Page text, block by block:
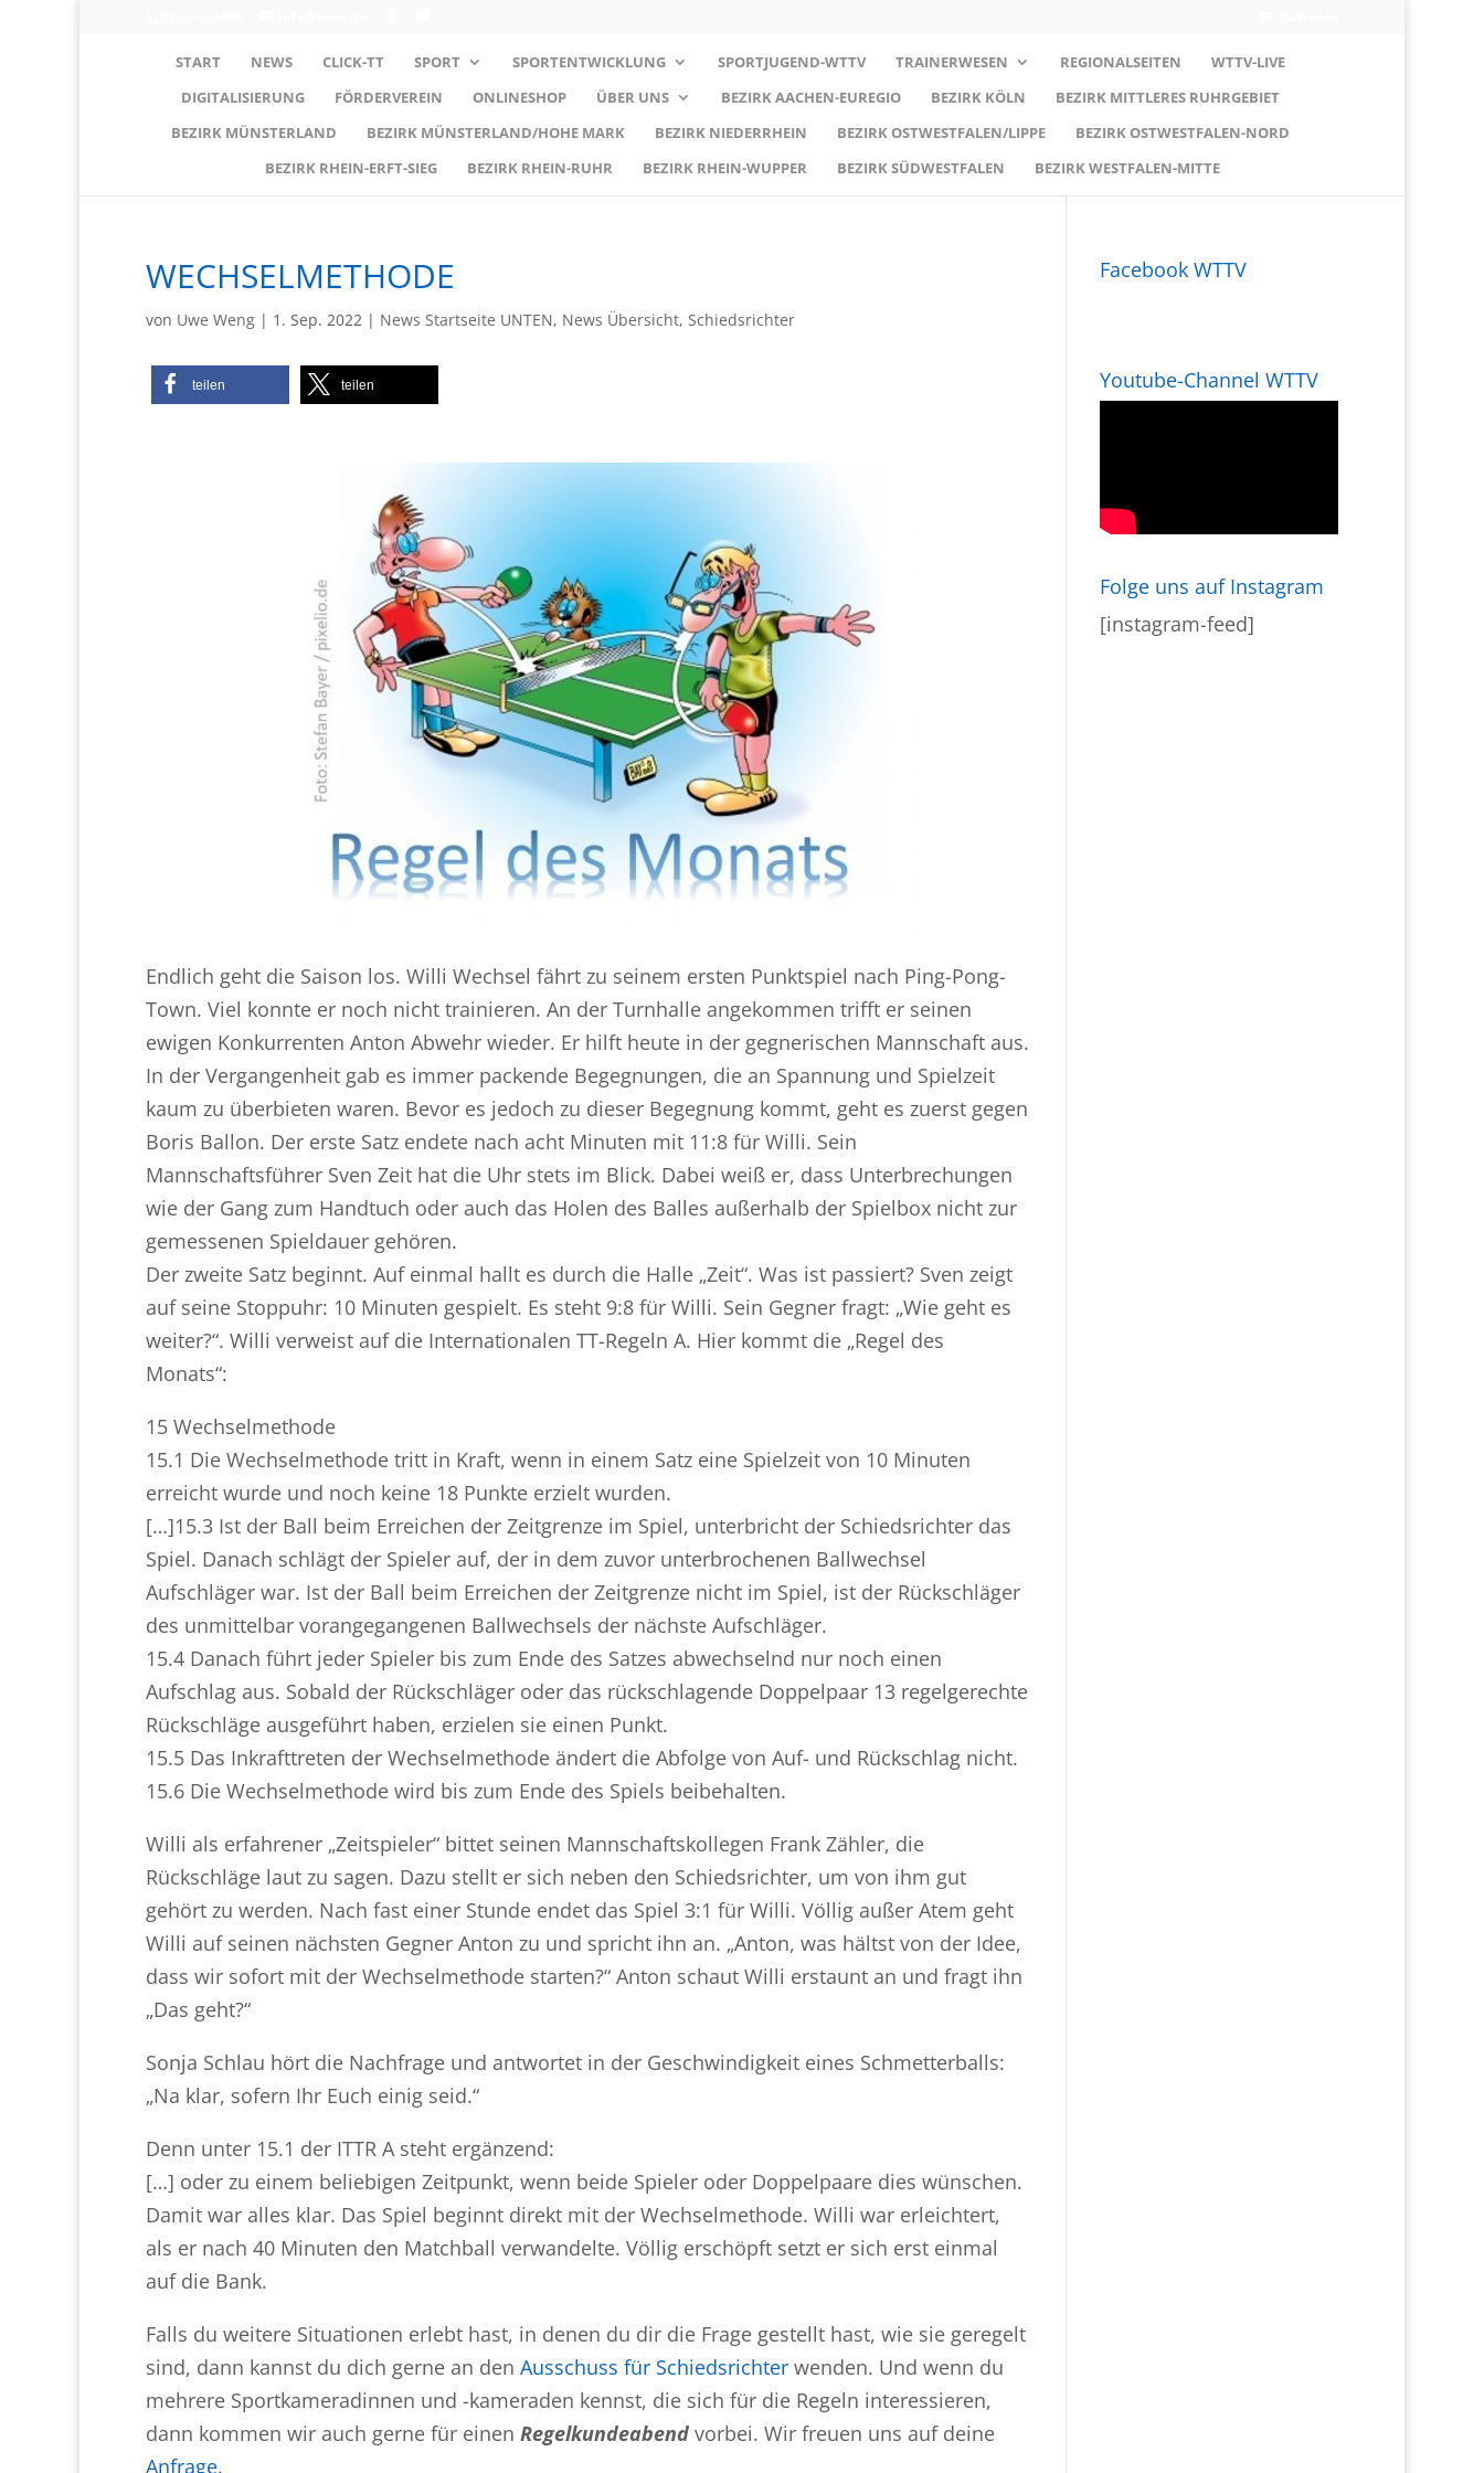
START NEWS CLICK-TT SPORT SPORTENTWICKLUNG SPORTJUGEND-WTTV TRAINERWESEN REGIONALSEITEN
WTTV-LIVE
DIGITALISIERUNG
FÖRDERVEREIN ONLINESHOP ÜBER UNS BEZIRK AACHEN-EUREGIO BEZIRK KÖLN
BEZIRK MITTLERES RUHRGEBIET
BEZIRK MÜNSTERLAND
BEZIRK MÜNSTERLAND/HOHE MARK BEZIRK NIEDERRHEIN BEZIRK OSTWESTFALEN/LIPPE
BEZIRK OSTWESTFALEN-NORD
BEZIRK RHEIN-ERFT-SIEG
BEZIRK RHEIN-RUHR BEZIRK RHEIN-WUPPER BEZIRK SÜDWESTFALEN BEZIRK WESTFALEN-MITTE
WECHSELMETHODE
von Uwe Weng | 1. Sep. 2022 | News Startseite UNTEN, News Übersicht, Schiedsrichter
teilen teilen
Endlich geht die Saison los. Willi Wechsel fährt zu seinem ersten Punktspiel nach Ping-Pong-
Town. Viel konnte er noch nicht trainieren. An der Turnhalle angekommen trifft er seinen
ewigen Konkurrenten Anton Abwehr wieder. Er hilft heute in der gegnerischen Mannschaft aus.
In der Vergangenheit gab es immer packende Begegnungen, die an Spannung und Spielzeit
kaum zu überbieten waren. Bevor es jedoch zu dieser Begegnung kommt, geht es zuerst gegen
Boris Ballon. Der erste Satz endete nach acht Minuten mit 11:8 für Willi. Sein
Mannschaftsführer Sven Zeit hat die Uhr stets im Blick. Dabei weiß er, dass Unterbrechungen
wie der Gang zum Handtuch oder auch das Holen des Balles außerhalb der Spielbox nicht zur
gemessenen Spieldauer gehören.
Der zweite Satz beginnt. Auf einmal hallt es durch die Halle „Zeit“. Was ist passiert? Sven zeigt
auf seine Stoppuhr: 10 Minuten gespielt. Es steht 9:8 für Willi. Sein Gegner fragt: „Wie geht es
weiter?“. Willi verweist auf die Internationalen TT-Regeln A. Hier kommt die „Regel des
Monats“:
15 Wechselmethode
15.1 Die Wechselmethode tritt in Kraft, wenn in einem Satz eine Spielzeit von 10 Minuten
erreicht wurde und noch keine 18 Punkte erzielt wurden.
[…]15.3 Ist der Ball beim Erreichen der Zeitgrenze im Spiel, unterbricht der Schiedsrichter das
Spiel. Danach schlägt der Spieler auf, der in dem zuvor unterbrochenen Ballwechsel
Aufschläger war. Ist der Ball beim Erreichen der Zeitgrenze nicht im Spiel, ist der Rückschläger
des unmittelbar vorangegangenen Ballwechsels der nächste Aufschläger.
15.4 Danach führt jeder Spieler bis zum Ende des Satzes abwechselnd nur noch einen
Aufschlag aus. Sobald der Rückschläger oder das rückschlagende Doppelpaar 13 regelgerechte
Rückschläge ausgeführt haben, erzielen sie einen Punkt.
15.5 Das Inkrafttreten der Wechselmethode ändert die Abfolge von Auf- und Rückschlag nicht.
15.6 Die Wechselmethode wird bis zum Ende des Spiels beibehalten.
Willi als erfahrener „Zeitspieler“ bittet seinen Mannschaftskollegen Frank Zähler, die
Rückschläge laut zu sagen. Dazu stellt er sich neben den Schiedsrichter, um von ihm gut
gehört zu werden. Nach fast einer Stunde endet das Spiel 3:1 für Willi. Völlig außer Atem geht
Willi auf seinen nächsten Gegner Anton zu und spricht ihn an. „Anton, was hältst von der Idee,
dass wir sofort mit der Wechselmethode starten?“ Anton schaut Willi erstaunt an und fragt ihn
„Das geht?“
Sonja Schlau hört die Nachfrage und antwortet in der Geschwindigkeit eines Schmetterballs:
„Na klar, sofern Ihr Euch einig seid.“
Denn unter 15.1 der ITTR A steht ergänzend:
[…] oder zu einem beliebigen Zeitpunkt, wenn beide Spieler oder Doppelpaare dies wünschen.
Damit war alles klar. Das Spiel beginnt direkt mit der Wechselmethode. Willi war erleichtert,
als er nach 40 Minuten den Matchball verwandelte. Völlig erschöpft setzt er sich erst einmal
auf die Bank.
Falls du weitere Situationen erlebt hast, in denen du dir die Frage gestellt hast, wie sie geregelt
sind, dann kannst du dich gerne an den Ausschuss für Schiedsrichter wenden. Und wenn du
mehrere Sportkameradinnen und -kameraden kennst, die sich für die Regeln interessieren,
dann kommen wir auch gerne für einen Regelkundeabend vorbei. Wir freuen uns auf deine
Anfrage.
Facebook WTTV
Youtube-Channel WTTV
Folge uns auf Instagram
[instagram-feed]